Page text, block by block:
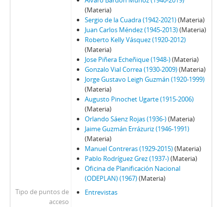
73 - Jarpa, Sergio Onofre
74 - Jarpa, Sergio Onofre
75 - Jarpa, Sergio Onofre
76 - Jarpa, Sergio Onofre
77 - Fresno, Juan Francisco
78 - Fresno, Juan Francisco
79 - Martínez Busch, Jorge
80 - Martínez Busch, Jorge
81 - Thayer, William
82 - Moreno, Fernando
83 - Martínez Busch, Jorge
84 - Silva Solar, Julio
85 - Martínez Busch, Jorge
86 - Fresno, Juan Francisco; Zabala, José.
87 - Fresno, Juan Francisco
88 - Silva Solar, Julio
89 - Thayer, William
(Materia)
Sergio de la Cuadra (1942-2021)(Materia)
Juan Carlos Méndez (1945-2013)(Materia)
Roberto Kelly Vásquez (1920-2012)
(Materia)
Jose Piñera Echeñique (1948-)(Materia)
Gonzalo Vial Correa (1930-2009)(Materia)
Jorge Gustavo Leigh Guzmán (1920-1999)
(Materia)
Augusto Pinochet Ugarte (1915-2006)
(Materia)
Orlando Sáenz Rojas (1936-)(Materia)
Jaime Guzmán Errázuriz (1946-1991)
(Materia)
Manuel Contreras (1929-2015)(Materia)
Pablo Rodríguez Grez (1937-)(Materia)
Oficina de Planificación Nacional
(ODEPLAN) (1967)(Materia)
Tipo de puntos de
acceso
Entrevistas